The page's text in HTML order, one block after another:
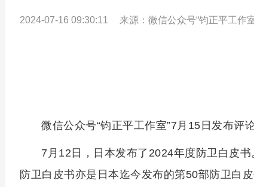
2024-07-16 09:30:11 来源：微信公众号“钧正平工作
微信公众号“钧正平工作室”7月15日发布评论
7月12日，日本发布了2024年度防卫白皮
防卫白皮书亦是日本迄今发布的第50部防卫白皮